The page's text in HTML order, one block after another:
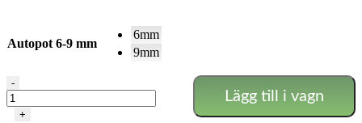
Autopot 6-9 mm
6mm
9mm
Samlingsstycke
6/9
mm
-
+
Lägg till i vagn